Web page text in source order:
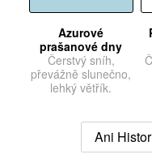
Azurové
prašanové dny
Čerstvý sníh,
převážně slunečno,
lehký větřík.
Ani